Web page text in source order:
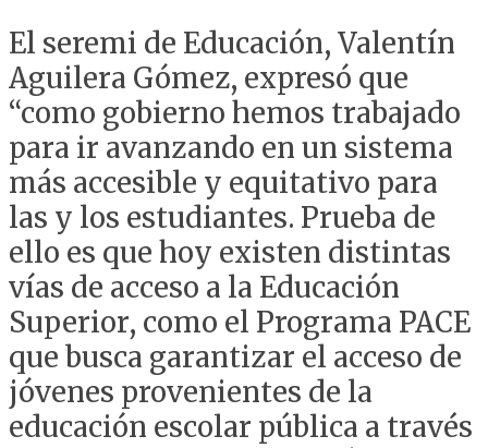
El seremi de Educación, Valentín
Aguilera Gómez, expresó que
“como gobierno hemos trabajado
para ir avanzando en un sistema
más accesible y equitativo para
las y los estudiantes. Prueba de
ello es que hoy existen distintas
vías de acceso a la Educación
Superior, como el Programa PACE
que busca garantizar el acceso de
jóvenes provenientes de la
educación escolar pública a través